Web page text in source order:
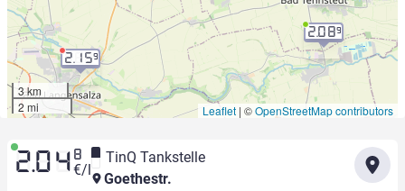
2.159
2.089
3 km
2 mi
Leaflet | ©OpenStreetMap contributors
2.04 8
€/l
TinQ Tankstelle
Goethestr.